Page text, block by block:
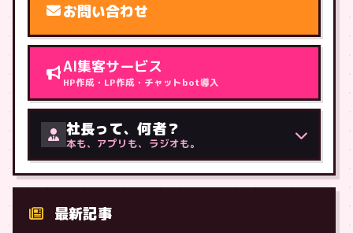
お問い合わせ
AI集客サービス
HP作成・LP作成・チャットbot導入
社長って、何者？
本も、アプリも、ラジオも。
最新記事